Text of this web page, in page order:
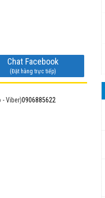
Chat Facebook
(Đặt hàng trực tiếp)
- Viber)0906885622